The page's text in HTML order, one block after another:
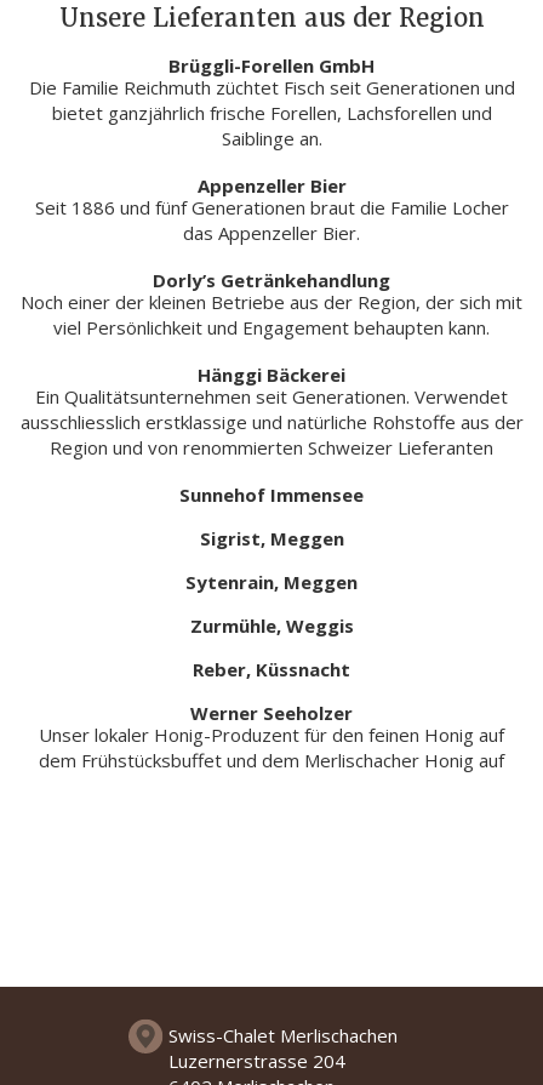
Unsere Lieferanten aus der Region
Brüggli-Forellen GmbH
Die Familie Reichmuth züchtet Fisch seit Generationen und
bietet ganzjährlich frische Forellen, Lachsforellen und
Saiblinge an.
Appenzeller Bier
Seit 1886 und fünf Generationen braut die Familie Locher
das Appenzeller Bier.
Dorly’s Getränkehandlung
Noch einer der kleinen Betriebe aus der Region, der sich mit
viel Persönlichkeit und Engagement behaupten kann.
Hänggi Bäckerei
Ein Qualitätsunternehmen seit Generationen. Verwendet
ausschliesslich erstklassige und natürliche Rohstoffe aus der
Region und von renommierten Schweizer Lieferanten
Sunnehof Immensee
Sigrist, Meggen
Sytenrain, Meggen
Zurmühle, Weggis
Reber, Küssnacht
Werner Seeholzer
Unser lokaler Honig-Produzent für den feinen Honig auf
dem Frühstücksbuffet und dem Merlischacher Honig auf
Swiss-Chalet Merlischachen
Luzernerstrasse 204